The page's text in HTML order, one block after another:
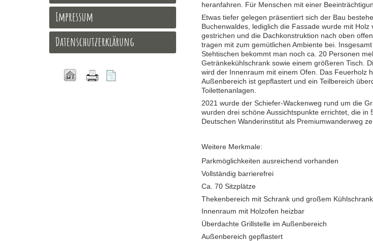
heranfahren. Für Menschen mit einer
Etwas tiefer gelegen präsentiert sich der Bau
Buchenwaldes, lediglich die Fassade wurde mit
gestrichen und die Dachkonstruktion nach oben
tragen mit zum gemütlichen Ambiente bei.
Stehtischen bekommt man noch ca. 20 Personen
Getränkekühlschrank sowie einem größeren Tisch.
wird der Innenraum mit einem Ofen. Das Feuerholz
Außenbereich ist gepflastert und ein Teilbereich
Toilettenanlagen.
2021 wurde der Schiefer-Wackenweg rund um die
wurden drei schöne Aussichtspunkte errichtet, die
Deutschen Wanderinstitut als Premiumwanderweg
Weitere Merkmale:
Parkmöglichkeiten ausreichend vorhanden
Vollständig barrierefrei
Ca. 70 Sitzplätze
Thekenbereich mit Schrank und großem Kühlschrank
Innenraum mit Holzofen heizbar
Überdachte Grillstelle im Außenbereich
Außenbereich gepflastert
Impressum
Datenschutzerklärung